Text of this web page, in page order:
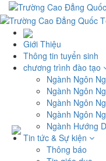
Giới Thiệu
Thông tin tuyển sinh
chương trình đào tạo
Ngành Ngôn
Ngành Ngôn
Ngành Ngôn
Ngành Ngôn
Ngành Hướng
Tin tức & Sự kiện
Thông báo